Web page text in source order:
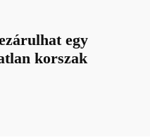
egy
korszak